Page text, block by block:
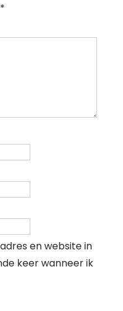
*
en website in
keer wanneer ik